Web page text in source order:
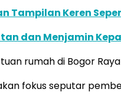
Tampilan Keren
dan Menjamin
rumah di Bogor
fokus seputar